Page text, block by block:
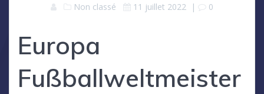
Non classé 11 juillet 2022 | 0
Europa
Fußballweltmeister